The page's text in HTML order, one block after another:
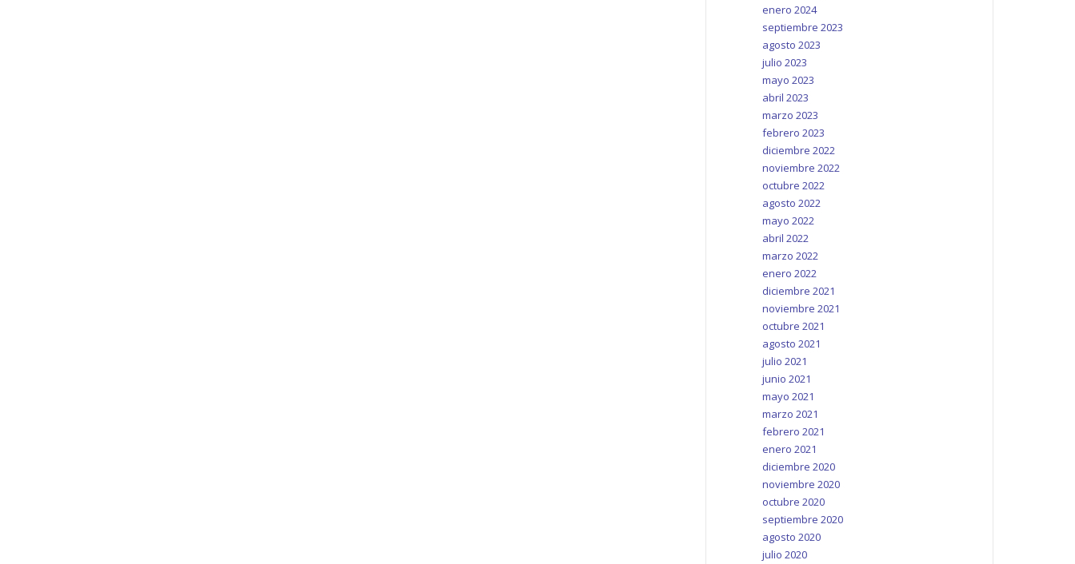
enero 2024
septiembre 2023
agosto 2023
julio 2023
mayo 2023
abril 2023
marzo 2023
febrero 2023
diciembre 2022
noviembre 2022
octubre 2022
agosto 2022
mayo 2022
abril 2022
marzo 2022
enero 2022
diciembre 2021
noviembre 2021
octubre 2021
agosto 2021
julio 2021
junio 2021
mayo 2021
marzo 2021
febrero 2021
enero 2021
diciembre 2020
noviembre 2020
octubre 2020
septiembre 2020
agosto 2020
julio 2020